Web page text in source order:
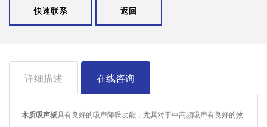
快速联系 返回
详细描述 在线咨询
木质吸声板具有良好的吸声降噪功能，尤其对于中高频吸声有良好的效